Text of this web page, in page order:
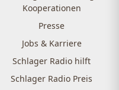
Kooperationen
Presse
Jobs & Karriere
Schlager Radio hilft
Schlager Radio Preis